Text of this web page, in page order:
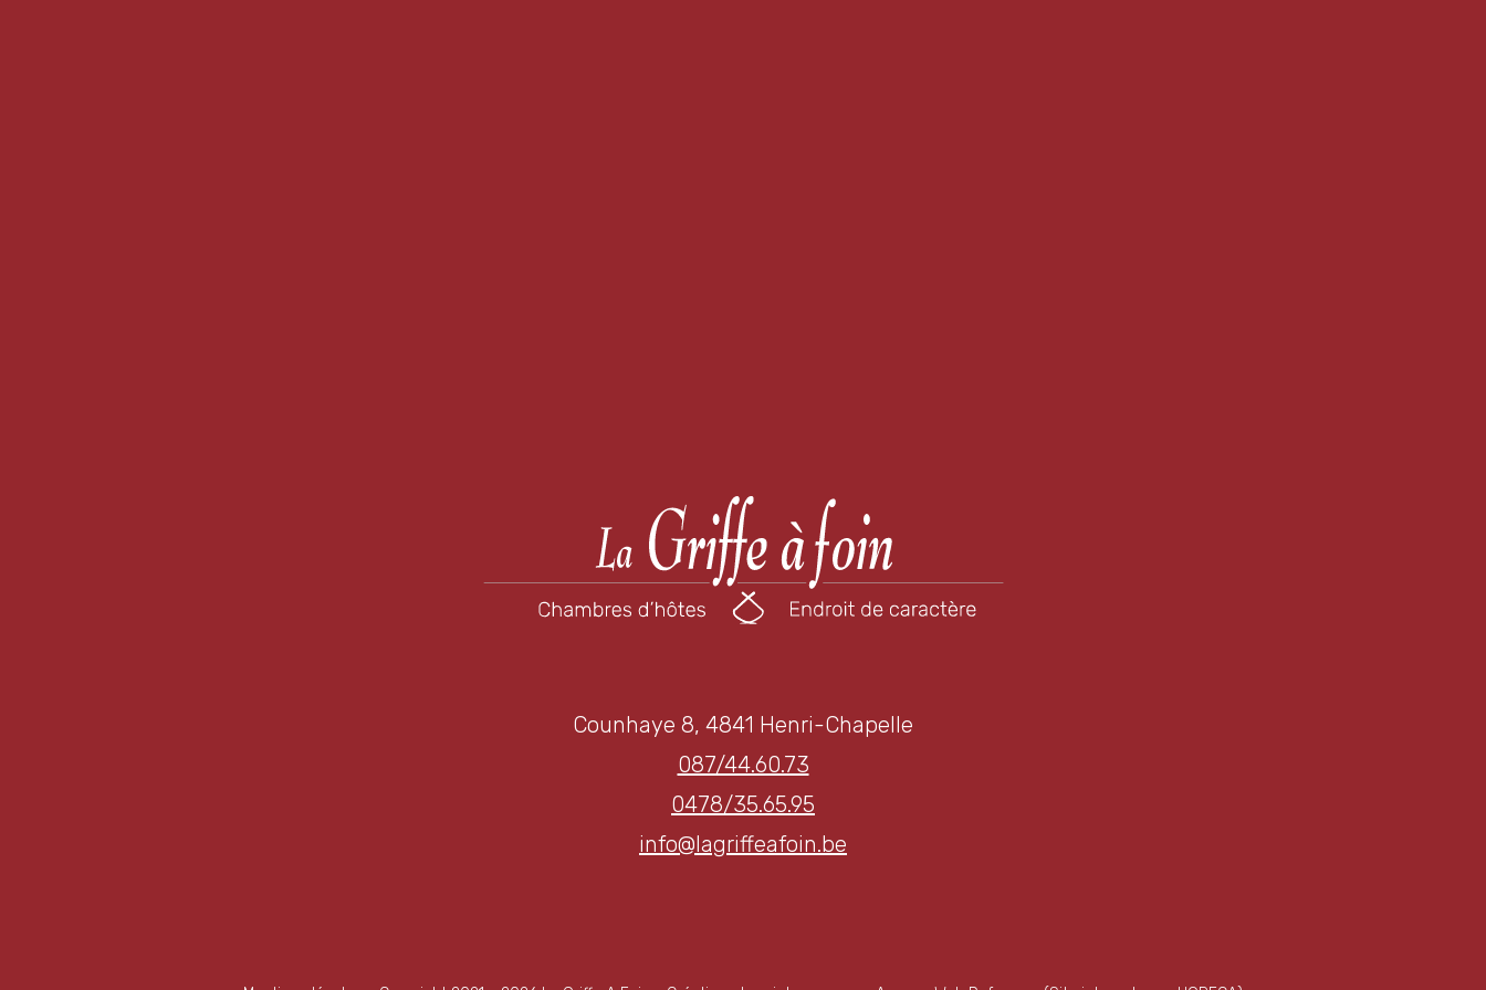
Counhaye 8, 4841 Henri-Chapelle
087/44.60.73
0478/35.65.95
info@lagriffeafoin.be